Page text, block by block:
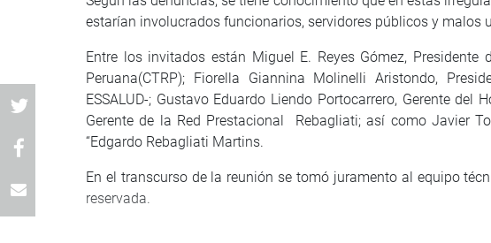
estarían involucrados funcionarios, servidores públicos y malos
Entre los invitados están Miguel E. Reyes Gómez,
Peruana(CTRP); Fiorella Giannina Molinelli Aristondo,
ESSALUD-; Gustavo Eduardo Liendo Portocarrero, Gerente del
Gerente de la Red Prestacional Rebagliati; así como Javier
“Edgardo Rebagliati Martins.
En el transcurso de la reunión se tomó juramento al equipo
reservada.